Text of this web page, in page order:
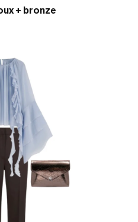
+ bronze